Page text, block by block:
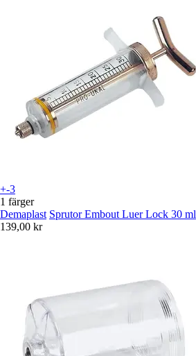
+-3
1 färger
Demaplast Sprutor Embout Luer Lock 30 ml
139,00 kr